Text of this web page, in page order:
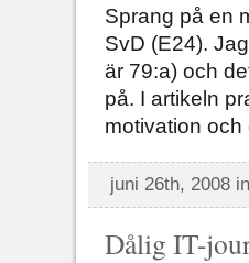
Sprang på en
SvD (E24).
är 79:a) och
på. I artikeln
motivation
juni 26th, 2008 in
Dålig IT-